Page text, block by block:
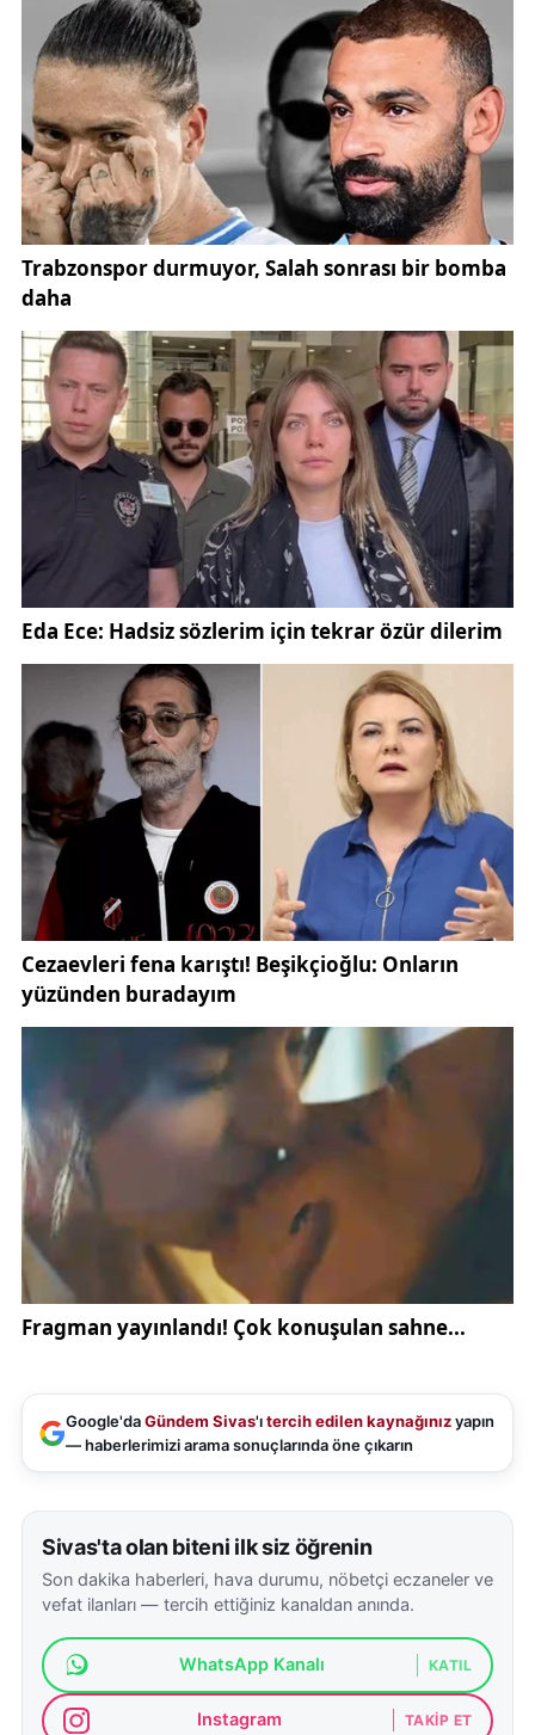
Google'daGündem Sivas'ıtercih edilen kaynağınızyapın
— haberlerimizi arama sonuçlarında öne çıkarın
Sivas'ta olan biteni ilk siz öğrenin
Son dakika haberleri, hava durumu, nöbetçi eczaneler ve
vefat ilanları — tercih ettiğiniz kanaldan anında.
WhatsApp Kanalı KATIL
Instagram TAKIP ET